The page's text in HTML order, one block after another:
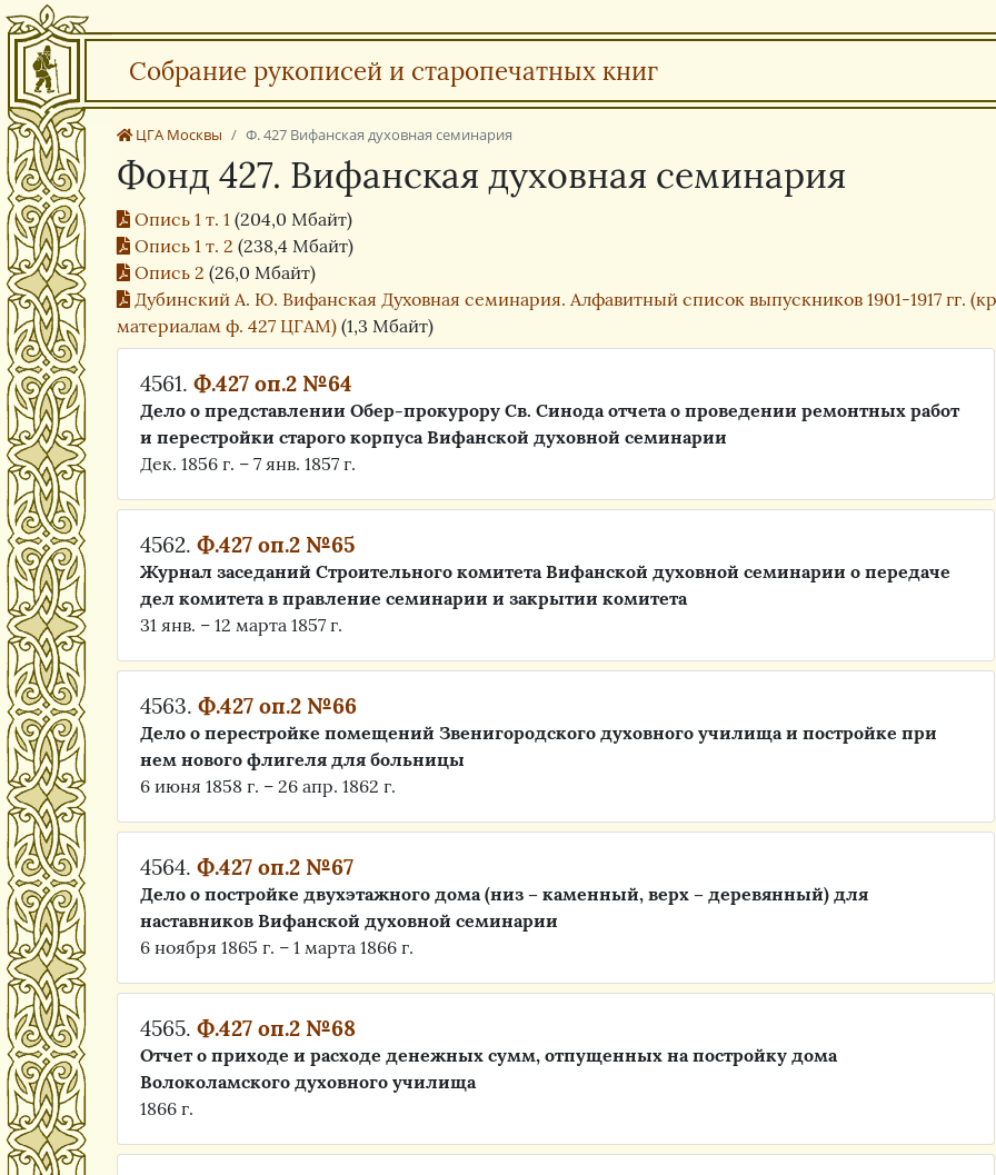
Собрание рукописей и старопечатных книг
ЦГА Москвы Ф. 427 Вифанская духовная семинария
Фонд 427. Вифанская духовная семинария
Опись 1 т. 1 (204,0 Мбайт)
Опись 1 т. 2 (238,4 Мбайт)
Опись 2 (26,0 Мбайт)
Дубинский А. Ю. Вифанская Духовная семинария. Алфавитный список выпускников 1901-1917 гг.
материалам ф. 427 ЦГАМ) (1,3 Мбайт)
4561. Ф.427 оп.2 №64
Дело о представлении Обер-прокурору Св. Синода отчета о проведении ремонтных работ
и перестройки старого корпуса Вифанской духовной семинарии
Дек. 1856 г. – 7 янв. 1857 г.
4562. Ф.427 оп.2 №65
Журнал заседаний Строительного комитета Вифанской духовной семинарии о передаче
дел комитета в правление семинарии и закрытии комитета
31 янв. – 12 марта 1857 г.
4563. Ф.427 оп.2 №66
Дело о перестройке помещений Звенигородского духовного училища и постройке при
нем нового флигеля для больницы
6 июня 1858 г. – 26 апр. 1862 г.
4564. Ф.427 оп.2 №67
Дело о постройке двухэтажного дома (низ – каменный, верх – деревянный) для
наставников Вифанской духовной семинарии
6 ноября 1865 г. – 1 марта 1866 г.
4565. Ф.427 оп.2 №68
Отчет о приходе и расходе денежных сумм, отпущенных на постройку дома
Волоколамского духовного училища
1866 г.